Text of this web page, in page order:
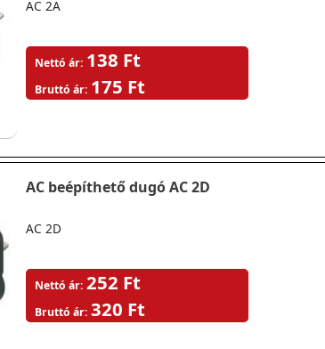
AC 2A
Nettó ár: 138 Ft
Bruttó ár: 175 Ft
AC beépíthető dugó AC 2D
AC 2D
Nettó ár: 252 Ft
Bruttó ár: 320 Ft